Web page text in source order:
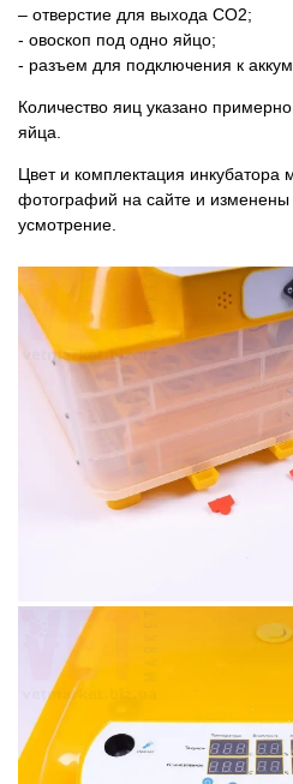
– отверстие для выхода СО2;
- овоскоп под одно яйцо;
- разъем для подключения к
Количество яиц указано
яйца.
Цвет и комплектация инкубатора
фотографий на сайте и изменены
усмотрение.